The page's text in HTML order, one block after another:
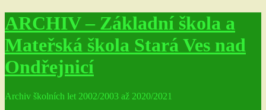
ARCHIV – Základní škola a
Mateřská škola Stará Ves nad
Ondřejnicí
Archiv školních let 2002/2003 až 2020/2021